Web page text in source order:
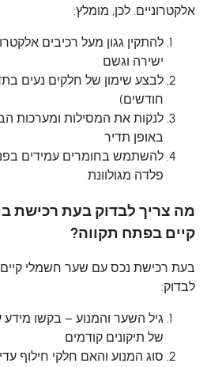
אלקטרוניים. לכן, מומלץ:
להתקין גגון מעל רכיבים
ישירה וגשם
חודשים)
לנקות את המסילות ומערכות
באופן תדיר
להשתמש בחומרים עמידים בפני
פלדה מגולוונת
מה צריך לבדוק בעת רכישת
קיים בפתח תקווה?
בעת רכישת נכס עם שער חשמלי
לבדוק:
גיל השער והמנוע – בקשו
של תיקונים קודמים
סוג המנוע והאם חלקי חילוף